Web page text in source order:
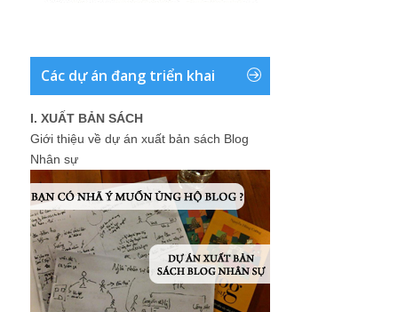
Các dự án đang triển khai
I. XUẤT BẢN SÁCH
Giới thiệu về dự án xuất bản sách Blog
Nhân sự